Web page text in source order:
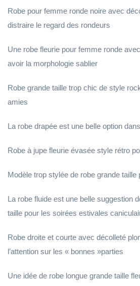
Robe pour femme ronde noire avec
distraire le regard des rondeurs
Une robe fleurie pour femme ronde
avoir la morphologie sablier
Robe grande taille trop chic de style
amies
La robe drapée est une belle option
Robe à jupe fleurie évasée style rétro
Modèle trop stylée de robe grande
La robe fluide est une belle suggestion
taille pour les soirées estivales
Robe droite et courte avec décolleté
l’attention sur les « bonnes »parties
Une idée de robe longue grande taille